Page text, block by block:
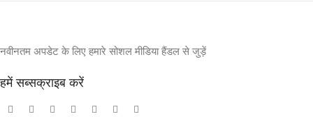
नवीनतम अपडेट के लिए हमारे सोशल मीडिया हैंडल से जुड़ें
हमें सब्सक्राइब करें